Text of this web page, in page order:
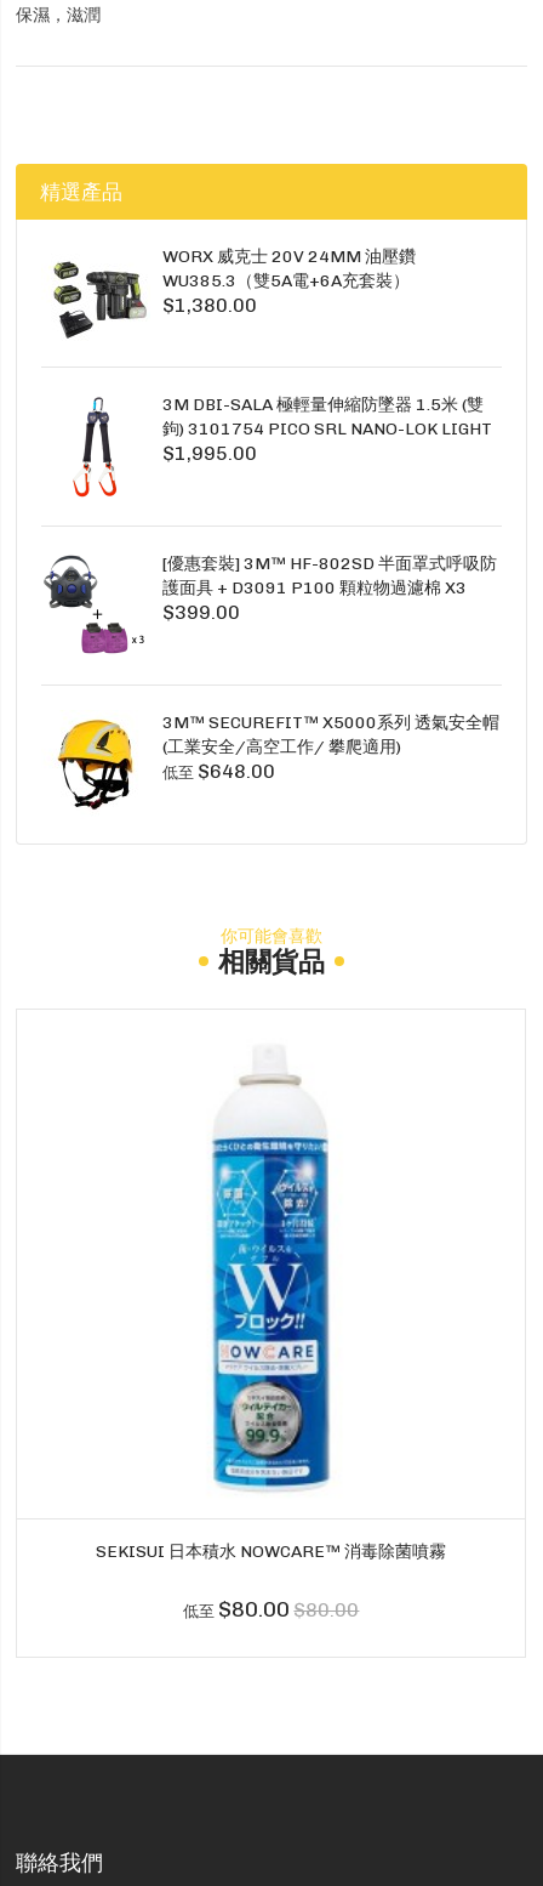
保濕，滋潤
精選產品
WORX 威克士 20V 24MM 油壓鑽
WU385.3（雙5A電+6A充套裝）
$1,380.00
3M DBI-SALA 極輕量伸縮防墜器 1.5米 (雙
鉤) 3101754 PICO SRL NANO-LOK LIGHT
1.5M TWINS
$1,995.00
[優惠套裝] 3M™ HF-802SD 半面罩式呼吸防
護面具 + D3091 P100 顆粒物過濾棉 X3
SECURE CLICK HF-802SD HF-800SD 系列
$399.00
3M™ SECUREFIT™ X5000系列 透氣安全帽
(工業安全/高空工作/ 攀爬適用)
低至 $648.00
你可能會喜歡
相關貨品
SEKISUI 日本積水 NOWCARE™ 消毒除菌噴霧
低至 $80.00 $80.00
聯絡我們